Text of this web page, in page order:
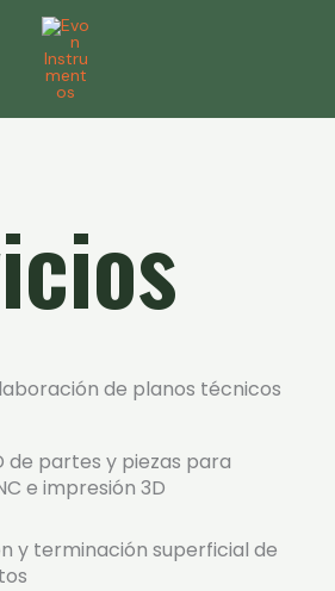
de planos técnicos
de partes y piezas para
e impresión 3D
y terminación superficial de